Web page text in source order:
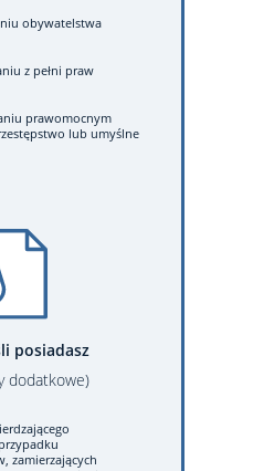
obywatelstwa
z pełni praw
prawomocnym
lub umyślne
posiadasz
dodatkowe)
zamierzających